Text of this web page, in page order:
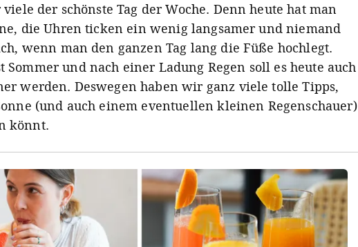
der schönste Tag der Woche. Denn heute hat man
die Uhren ticken ein wenig langsamer und niemand
wenn man den ganzen Tag lang die Füße hochlegt.
Sommer und nach einer Ladung Regen soll es heute auch
werden. Deswegen haben wir ganz viele tolle Tipps,
(und auch einem eventuellen kleinen Regenschauer)
könnt.